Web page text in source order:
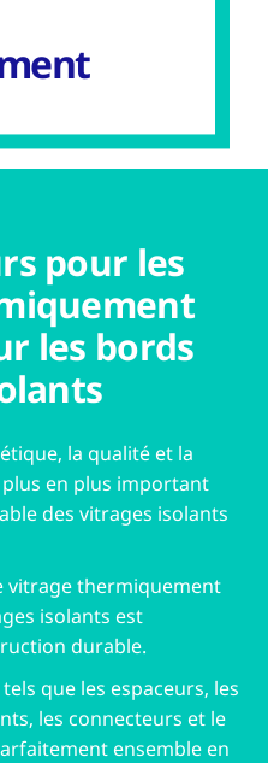
pour les
les bords
la qualité et la
en plus important
des vitrages isolants
vitrage thermiquement
isolants est
durable.
que les espaceurs, les
les connecteurs et le
ensemble en